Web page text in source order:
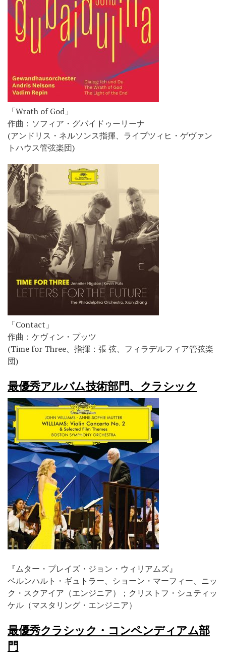
「Wrath of God」
作曲：ソフィア・グバイドゥーリーナ
(アンドリス・ネルソンス指揮、ライプツィヒ・ゲヴァン
トハウス管弦楽団)
「Contact」
作曲：ケヴィン・プッツ
(Time for Three、指揮：張 弦、フィラデルフィア管弦楽
団)
最優秀アルバム技術部門、クラシック
『ムター・プレイズ・ジョン・ウィリアムズ』
ベルンハルト・ギュトラー、ショーン・マーフィー、ニッ
ク・スクアイア（エンジニア）；クリストフ・シュティッ
ケル（マスタリング・エンジニア）
最優秀クラシック・コンペンディアム部
門